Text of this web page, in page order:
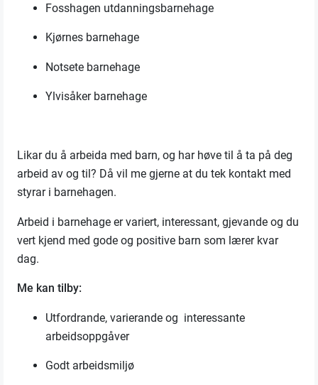
Fosshagen utdanningsbarnehage
Kjørnes barnehage
Notsete barnehage
Ylvisåkerbarnehage
Likar du å arbeida med barn, og har høve til å ta på deg
arbeid av og til? Då vil me gjerne at du tek kontakt med
styrar i barnehagen.
Arbeid i barnehage er variert, interessant,gjevande og du
vert kjend med gode og positive barn som lærer kvar
dag.
Me kan tilby:
Utfordrande, varierande og interessante
arbeidsoppgåver
Godt arbeidsmiljø